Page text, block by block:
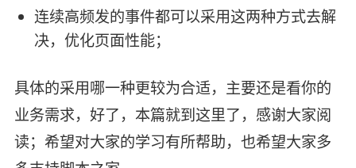
连续高频发的事件都可以采用这两种方式去解
决，优化页面性能；
具体的采用哪一种更较为合适，主要还是看你的
业务需求，好了，本篇就到这里了，感谢大家阅
读；希望对大家的学习有所帮助，也希望大家多